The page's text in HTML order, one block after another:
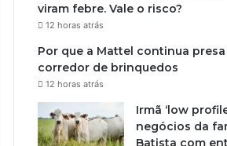
viram febre. Vale o risco?
12 horas atrás
Por que a Mattel continua presa
corredor de brinquedos
12 horas atrás
Irmã ‘low
negócios da
Batista com